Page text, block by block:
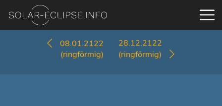
08.01.2122
(ringförmig)
28.12.2122
(ringförmig)